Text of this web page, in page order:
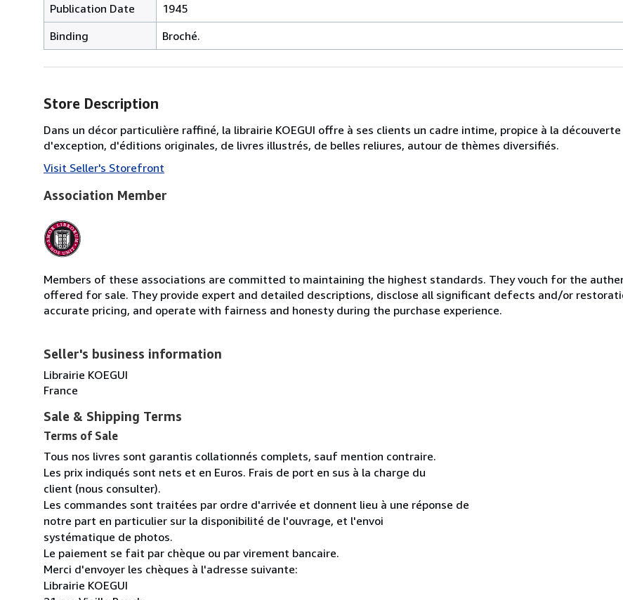
Publication Date
1945
Binding
Broché.
Store Description
Dans un décor particulière raffiné, la librairie KOEGUI offre à ses clients un cadre intime, propice à la
d'exception, d'éditions originales, de livres illustrés, de belles reliures, autour de thèmes diversifiés.
Visit Seller's Storefront
Association Member
Members of these associations are committed to maintaining the highest standards. They vouch for the
offered for sale. They provide expert and detailed descriptions, disclose all significant defects and/or
accurate pricing, and operate with fairness and honesty during the purchase experience.
Seller's business information
Librairie KOEGUI
France
Sale & Shipping Terms
Terms of Sale
Tous nos livres sont garantis collationnés complets, sauf mention contraire.
Les prix indiqués sont nets et en Euros. Frais de port en sus à la charge du
client (nous consulter).
Les commandes sont traitées par ordre d'arrivée et donnent lieu à une réponse de
notre part en particulier sur la disponibilité de l'ouvrage, et l'envoi
systématique de photos.
Le paiement se fait par chèque ou par virement bancaire.
Merci d'envoyer les chèques à l'adresse suivante:
Librairie KOEGUI